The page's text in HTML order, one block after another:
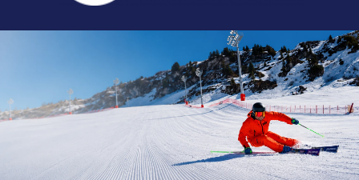
Onderhoud